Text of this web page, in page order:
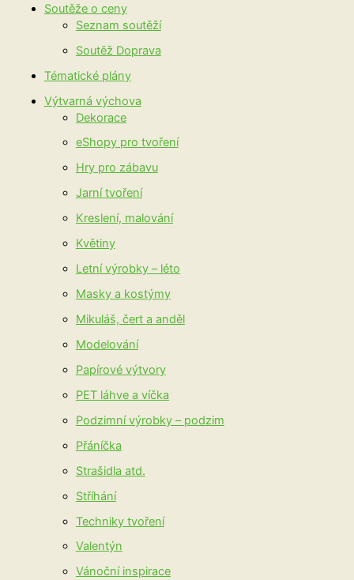
Soutěže o ceny
Seznam soutěží
Soutěž Doprava
Tématické plány
Výtvarná výchova
Dekorace
eShopy pro tvoření
Hry pro zábavu
Jarní tvoření
Kreslení, malování
Květiny
Letní výrobky – léto
Masky a kostýmy
Mikuláš, čert a anděl
Modelování
Papírové výtvory
PET láhve a víčka
Podzimní výrobky – podzim
Přáníčka
Strašidla atd.
Stříhání
Techniky tvoření
Valentýn
Vánoční inspirace